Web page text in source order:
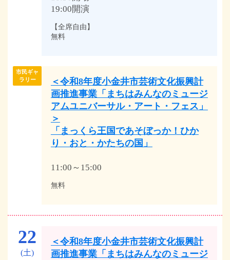
19:00開演
【全席自由】
無料
市民ギャ
ラリー
＜令和8年度小金井市芸術文化振興計
画推進事業「まちはみんなのミュージ
アムユニバーサル・アート・フェス」
＞
「まっくら王国であそぼっか！ひか
り・おと・かたちの国」
11:00～15:00
無料
22
(土)
＜令和8年度小金井市芸術文化振興計
画推進事業「まちはみんなのミュージ